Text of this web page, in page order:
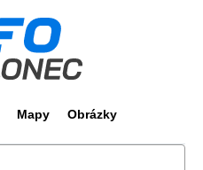
Mapy Obrázky